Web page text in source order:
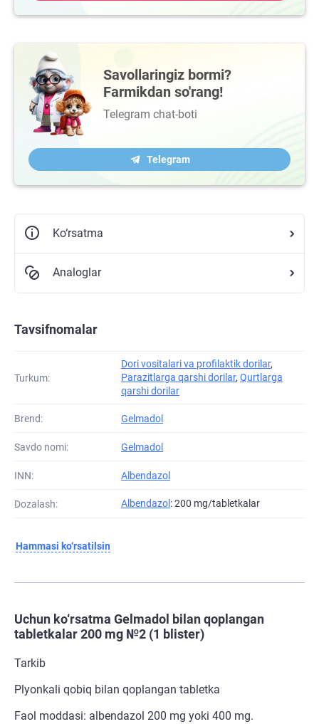
Savollaringiz bormi?
Farmikdan so'rang!
Telegram chat-boti
Telegram
Ko‘rsatma
Analoglar
Tavsifnomalar
Turkum:
Dori vositalari va profilaktik dorilar,
Parazitlarga qarshi dorilar, Qurtlarga
qarshi dorilar
Brend: Gelmadol
Savdo nomi: Gelmadol
INN: Albendazol
Dozalash: Albendazol : 200 mg/tabletkalar
Hammasi ko‘rsatilsin
Uchun ko‘rsatma Gelmadol bilan qoplangan
tabletkalar 200 mg №2 (1 blister)
Tarkib
Plyonkali qobiq bilan qoplangan tabletka
Faol moddasi: albendazol 200 mg yoki 400 mg.